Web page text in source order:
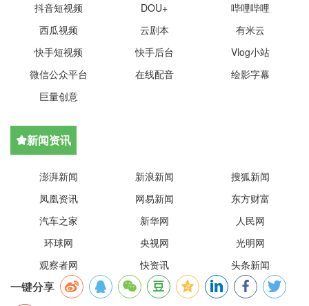
抖音短视频 DOU+
哔哩哔哩
西瓜视频
云剧本
有米云
快手短视频
快手后台
Vlog小站
微信公众平台
在线配音
绘影字幕
巨量创意
新闻资讯
澎湃新闻 新浪新闻
搜狐新闻
凤凰资讯
网易新闻
东方财富
汽车之家
新华网
人民网
环球网
央视网
光明网
观察者网
快资讯 头条新闻
一键分享